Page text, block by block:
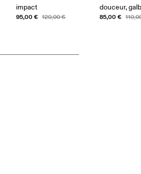
impact
95,00 € 120,00 €
douceur,
85,00 €